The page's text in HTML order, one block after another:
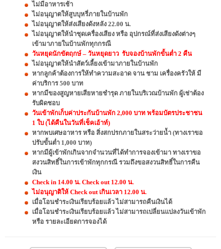
ไม่มีอาหารเช้า
ไม่อนุญาตให้สูบบุหรี่ภายในบ้านพัก
ไม่อนุญาตให้ส่งเสียงดังหลัง 22.00 น.
ไม่อนุญาตให้นำชุดเครื่องเสียง หรือ อุปกรณ์ที่ส่งเสียงดังต่างๆ
เข้ามาภายในบ้านพักทุกกรณี
วันหยุดนักขัตฤกษ์ – วันหยุดยาว รับจองบ้านพักขั้นต่ำ 2 คืน
ไม่อนุญาตให้นำสัตว์เลี้ยงเข้ามาภายในบ้านพัก
หากลูกค้าต้องการให้ทำความสะอาด จาน ชาม เครื่องครัวให้ มี
ค่าบริการ 500 บาท
หากมีของสูญหายเสียหายชำรุด ภายในบริเวณบ้านพัก ผู้เช่าต้อง
รับผิดชอบ
วันเข้าพักเก็บค่าประกันบ้านพัก 2,000 บาท พร้อมบัตรประชาชน
1 ใบ (ได้คืนในวันที่เช็คเอ้าท์)
หากพบเศษอาหาร หรือ สิ่งสกปรกภายในสระว่ายน้ำ (ทางเราขอ
ปรับขั้นต่ำ 1,000 บาท)
หากมีผู้เข้าพักเกินจากจำนวนที่ได้ทำการจองเข้ามา ทางเราขอ
สงวนสิทธิ์ในการเข้าพักทุกกรณี รวมถึงขอสงวนสิทธิ์ในการคืน
เงิน
Check in 14.00 น. Check out 12.00 น.
ไม่อนุญาติให้ Check out เกินเวลา 12.00 น.
เมื่อโอนชำระเงินเรียบร้อยแล้ว ไม่สามารถคืนเงินได้
เมื่อโอนชำระเงินเรียบร้อยแล้ว ไม่สามารถเปลี่ยนแปลงวันเข้าพัก
หรือ รายละเอียดการจองได้